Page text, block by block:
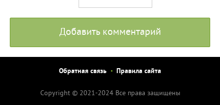
Добавить комментарий
Обратная связь Правила сайта
Copyright © 2021-2024 Все права защищены